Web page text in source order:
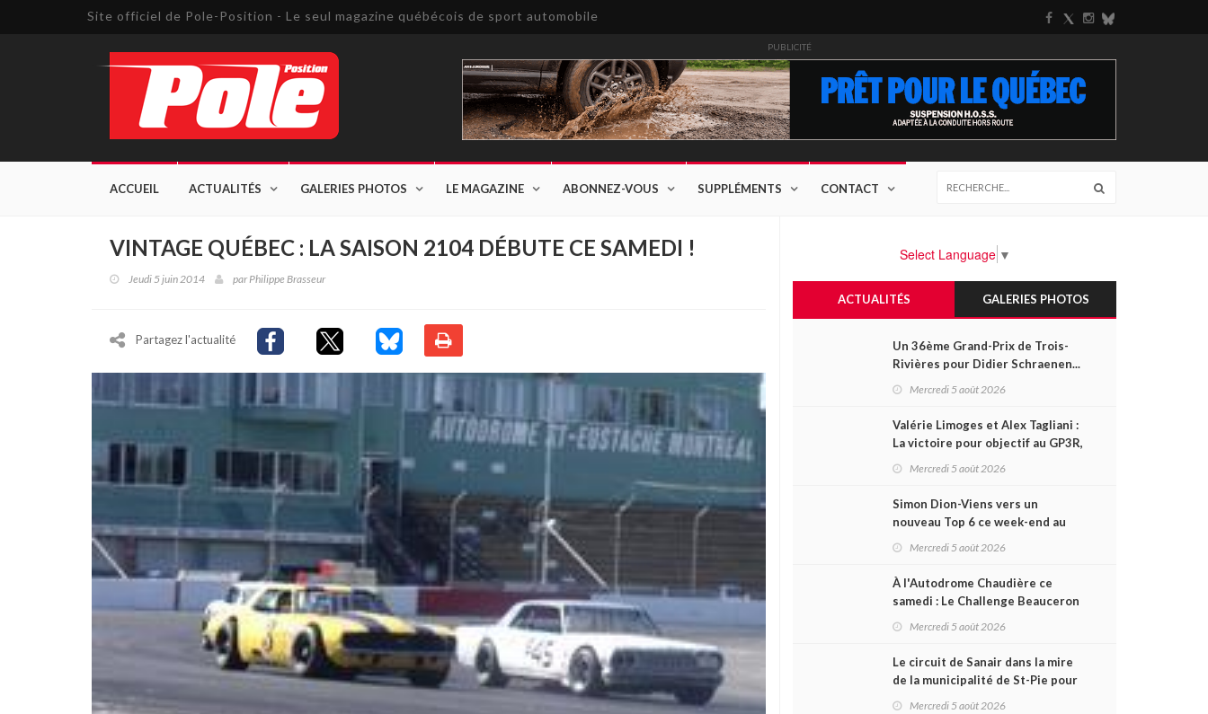
Site officiel de Pole-Position - Le seul magazine québécois de sport automobile
PUBLICITÉ
ACCUEIL ACTUALITÉS GALERIES PHOTOS LE MAGAZINE ABONNEZ-VOUS SUPPLÉMENTS CONTACT
VINTAGE QUÉBEC : LA SAISON 2104 DÉBUTE CE SAMEDI !
Jeudi 5 juin 2014 parPhilippe Brasseur
Partagez l'actualité
Select Language ▼
ACTUALITÉS GALERIES PHOTOS
Un 36ème Grand-Prix de Trois-
Rivières pour Didier Schraenen...
et une première en Challenge
Mercredi 5 août 2026
Valérie Limoges et Alex Tagliani :
La victoire pour objectif au GP3R,
dans trois séries différentes
Mercredi 5 août 2026
Simon Dion-Viens vers un
nouveau Top 6 ce week-end au
GP3R, en série NASCAR Canada ?
Mercredi 5 août 2026
À l'Autodrome Chaudière ce
samedi : Le Challenge Beauceron
200 pourrait bouleverser le
Mercredi 5 août 2026
Le circuit de Sanair dans la mire
de la municipalité de St-Pie pour
être rayé de la carte !
Mercredi 5 août 2026